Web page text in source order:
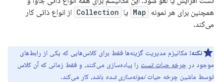
همچنین برای هر نمونه Map یا Collection از انواع ذاتی کار
می‌کند.
نکته: مکانیزم مدیریت گزینه‌ها فقط برای کلاس‌هایی که یکی از رابط‌های
موجود در چرخه حیات تست را پیاده‌سازی می‌کنند، و فقط زمانی که آن کلاس
توسط ماشین چرخه حیاتنمونه‌سازی شده باشد، کار می‌کند.